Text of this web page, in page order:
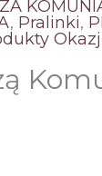
, Pralinki,